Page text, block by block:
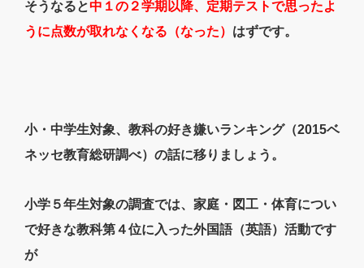
そうなると中１の２学期以降、定期テストで思ったよ
うに点数が取れなくなる（なった） はずです。
小・中学生対象、教科の好き嫌いランキング（2015ベ
ネッセ教育総研調べ）の話に移りましょう。
小学５年生対象の調査では、家庭・図工・体育につい
で好きな教科第４位に入った外国語（英語）活動です
が